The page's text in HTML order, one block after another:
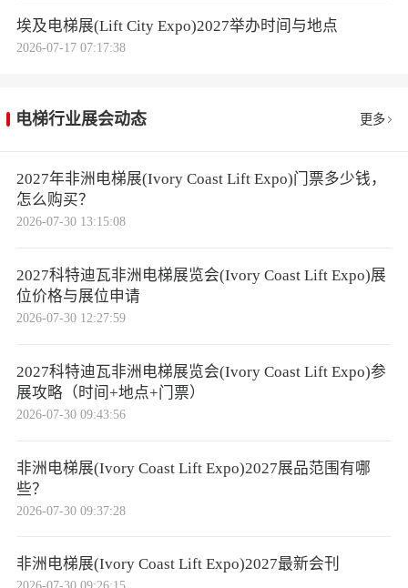
埃及电梯展(Lift City Expo)2027举办时间与地点
2026-07-17 07:17:38
电梯行业展会动态 更多
2027年非洲电梯展(Ivory Coast Lift Expo)门票多少钱，
怎么购买？
2026-07-30 13:15:08
2027科特迪瓦非洲电梯展览会(Ivory Coast Lift Expo)展
位价格与展位申请
2026-07-30 12:27:59
2027科特迪瓦非洲电梯展览会(Ivory Coast Lift Expo)参
展攻略（时间+地点+门票）
2026-07-30 09:43:56
非洲电梯展(Ivory Coast Lift Expo)2027展品范围有哪
些？
2026-07-30 09:37:28
非洲电梯展(Ivory Coast Lift Expo)2027最新会刊